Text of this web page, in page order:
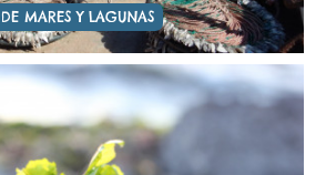
DE MARES Y LAGUNAS